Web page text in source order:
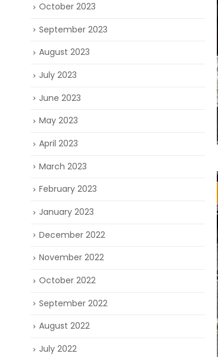
October 2023
September 2023
August 2023
July 2023
June 2023
May 2023
April 2023
March 2023
February 2023
January 2023
December 2022
November 2022
October 2022
September 2022
August 2022
July 2022